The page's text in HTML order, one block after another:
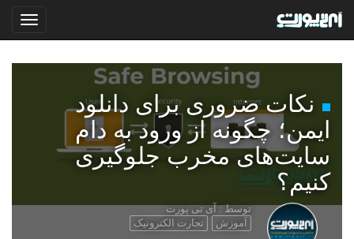
نکات ضروری برای دانلود
ایمن؛ چگونه از ورود به دام
سایت‌های مخرب جلوگیری
کنیم؟
توسط : آی تی پورت
آموزش
تجارت الکترونیک